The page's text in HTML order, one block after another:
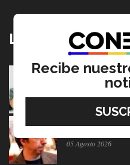
Lo más nuevo
Tec y UT Austin
hispanohablantes
El escritor que
contada
05 Agosto 2026
Recibe